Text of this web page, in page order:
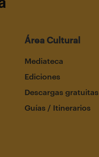
Área Cultural
Mediateca
Ediciones
Descargas gratuitas
Guías / Itinerarios